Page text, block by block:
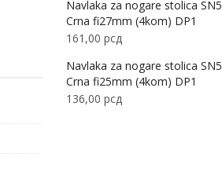
Navlaka za nogare stolica SN5
Crna fi27mm (4kom) DP1
161,00 рсд
Navlaka za nogare stolica SN5
Crna fi25mm (4kom) DP1
136,00 рсд